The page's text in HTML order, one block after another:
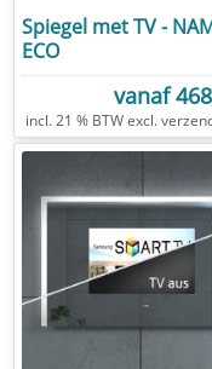
Spiegel met TV -
ECO
vanaf
excl.